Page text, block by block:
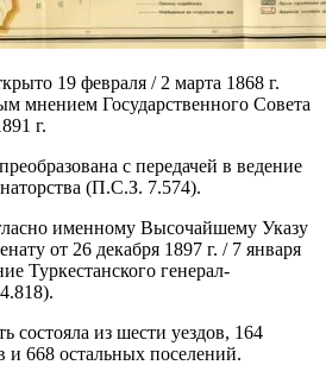
19 февраля / 2 марта 1868 г.
мнением Государственного Совета
г.
с передачей в ведение
(П.С.З. 7.574).
именному Высочайшему Указу
от 26 декабря 1897 г. / 7 января
Туркестанского генерал-
состояла из шести уездов, 164
и 668 остальных поселений.